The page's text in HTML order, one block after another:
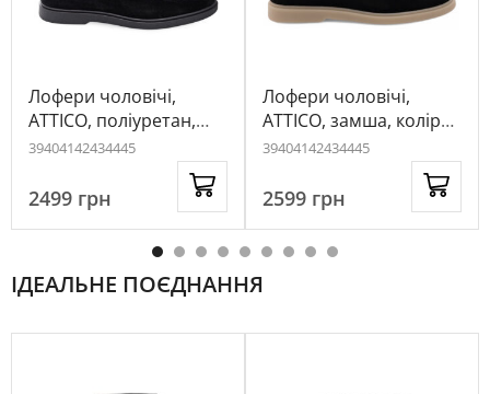
Лофери чоловічі,
ATTICO, поліуретан,
колір чорний, 1016849
39404142434445
2499 грн
Лофери чоловічі,
ATTICO, замша, колір
чорний, 1097152
39404142434445
2599 грн
ІДЕАЛЬНЕ ПОЄДНАННЯ